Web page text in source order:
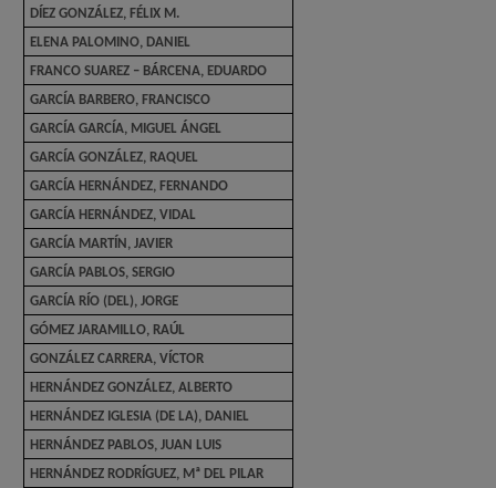
DÍEZ GONZÁLEZ, FÉLIX M.
ELENA PALOMINO, DANIEL
FRANCO SUAREZ – BÁRCENA, EDUARDO
GARCÍA BARBERO, FRANCISCO
GARCÍA GARCÍA, MIGUEL ÁNGEL
GARCÍA GONZÁLEZ, RAQUEL
GARCÍA HERNÁNDEZ, FERNANDO
GARCÍA HERNÁNDEZ, VIDAL
GARCÍA MARTÍN, JAVIER
GARCÍA PABLOS, SERGIO
GARCÍA RÍO (DEL), JORGE
GÓMEZ JARAMILLO, RAÚL
GONZÁLEZ CARRERA, VÍCTOR
HERNÁNDEZ GONZÁLEZ, ALBERTO
HERNÁNDEZ IGLESIA (DE LA), DANIEL
HERNÁNDEZ PABLOS, JUAN LUIS
HERNÁNDEZ RODRÍGUEZ, Mª DEL PILAR